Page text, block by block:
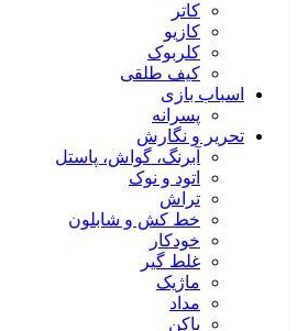
کاتر
کازیو
کلربوک
کیف طلقی
اسباب بازی
پسرانه
تحریر و نگارش
آبرنگ، گواش، پاستل
اتود و نوک
تراش
خط کش و شابلون
خودکار
غلط گیر
ماژیک
مداد
پاکن